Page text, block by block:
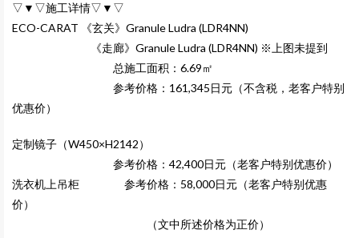
▽▼▽施工详情▽▼▽
ECO-CARAT 《玄关》Granule Ludra (LDR4NN)
《走廊》Granule Ludra (LDR4NN) ※上图未提到
总施工面积：6.69㎡
参考价格：161,345日元（不含税，老客户特别
优惠价）
定制镜子（W450×H2142）
参考价格：42,400日元（老客户特别优惠价）
洗衣机上吊柜 参考价格：58,000日元（老客户特别优惠
价）
（文中所述价格为正价）